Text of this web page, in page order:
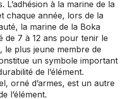
L’adhésion à la marine de la
chaque année, lors de la
la marine de la Boka
de 7 à 12 ans pour tenir le
le plus jeune membre de
un symbole important
de l’élément.
orné d’armes, est un autre
l’élément.